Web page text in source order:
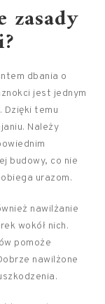
zasady
dbania o
jest jednym
Dzięki temu
Należy
budowy, co nie
urazom.
nawilżanie
wokół nich.
pomoże
nawilżone